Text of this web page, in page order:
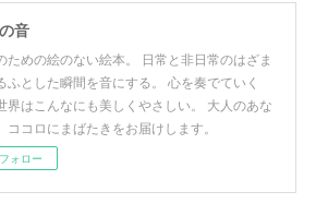
音
ための絵のない絵本。 日常と非日常のはざま
ふとした瞬間を音にする。 心を奏でていく
界はこんなにも美しくやさしい。 大人のあな
ココロにまばたきをお届けします。
フォロー